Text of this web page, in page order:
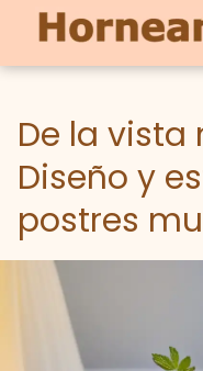
De la vista
Diseño y
postres